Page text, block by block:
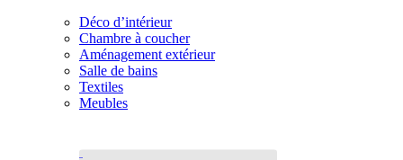
Déco d’intérieur
Chambre à coucher
Aménagement extérieur
Salle de bains
Textiles
Meubles